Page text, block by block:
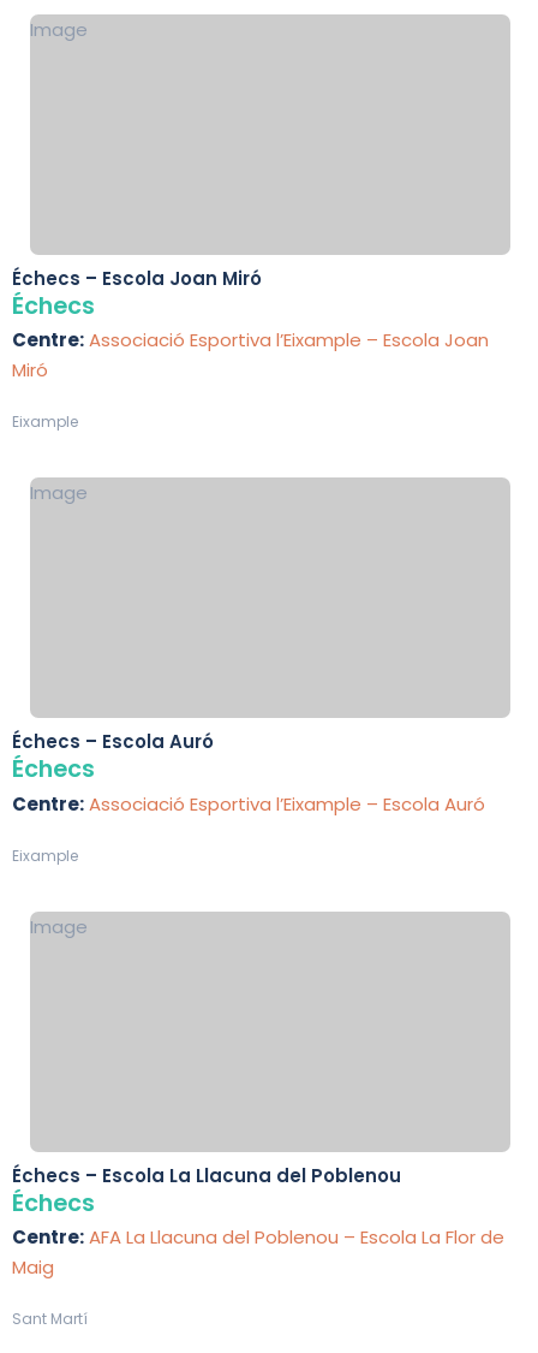
Image
Échecs – Escola Joan Miró
Échecs
Centre:Associació Esportiva l’Eixample – Escola Joan
Miró
Eixample
Image
Échecs – Escola Auró
Échecs
Centre:Associació Esportiva l’Eixample – Escola Auró
Eixample
Image
Échecs – Escola La Llacuna del Poblenou
Échecs
Centre:AFA La Llacuna del Poblenou – Escola La Flor de
Maig
Sant Martí